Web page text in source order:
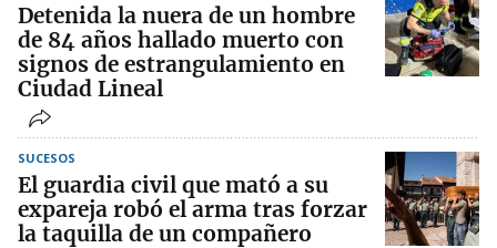
Detenida la nuera de un hombre
de 84 años hallado muerto con
signos de estrangulamiento en
Ciudad Lineal
SUCESOS
El guardia civil que mató a su
expareja robó el arma tras forzar
la taquilla de un compañero